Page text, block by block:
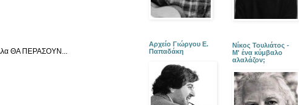
ΘΑ ΠΕΡΑΣΟΥΝ...
Αρχείο Γιώργου Ε.
Παπαδάκη
Νίκος Τουλιάτος -
Μ' ένα κύμβαλο
αλαλάζον;